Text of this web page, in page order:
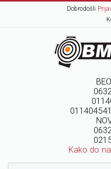
Dobrodošli
Kako do